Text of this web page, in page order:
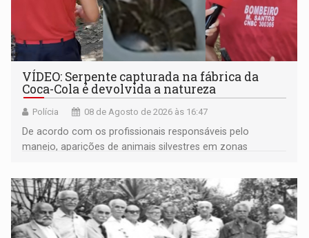
VÍDEO: Serpente capturada na fábrica da
Coca-Cola é devolvida a natureza
Polícia 08 de Agosto de 2026 às 16:47
De acordo com os profissionais responsáveis pelo
manejo, aparições de animais silvestres em zonas